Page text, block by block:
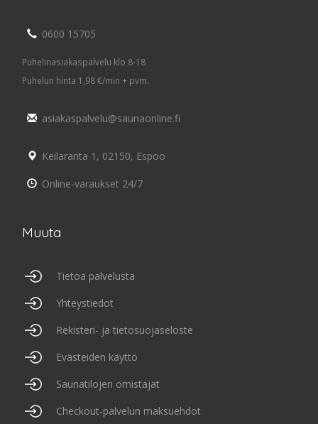
0600 15705
Puhelinasiakaspalvelu klo 8-18
Puhelun hinta 1,98 €/min + pvm.
asiakaspalvelu@saunaonline.fi
Keilaranta 1, 02150, Espoo
Online-varaukset 24/7
Muuta
Tietoa palvelusta
Yhteystiedot
Rekisteri- ja tietosuojaseloste
Evästeiden käyttö
Saunatilojen omistajat
Checkout-palvelun maksuehdot